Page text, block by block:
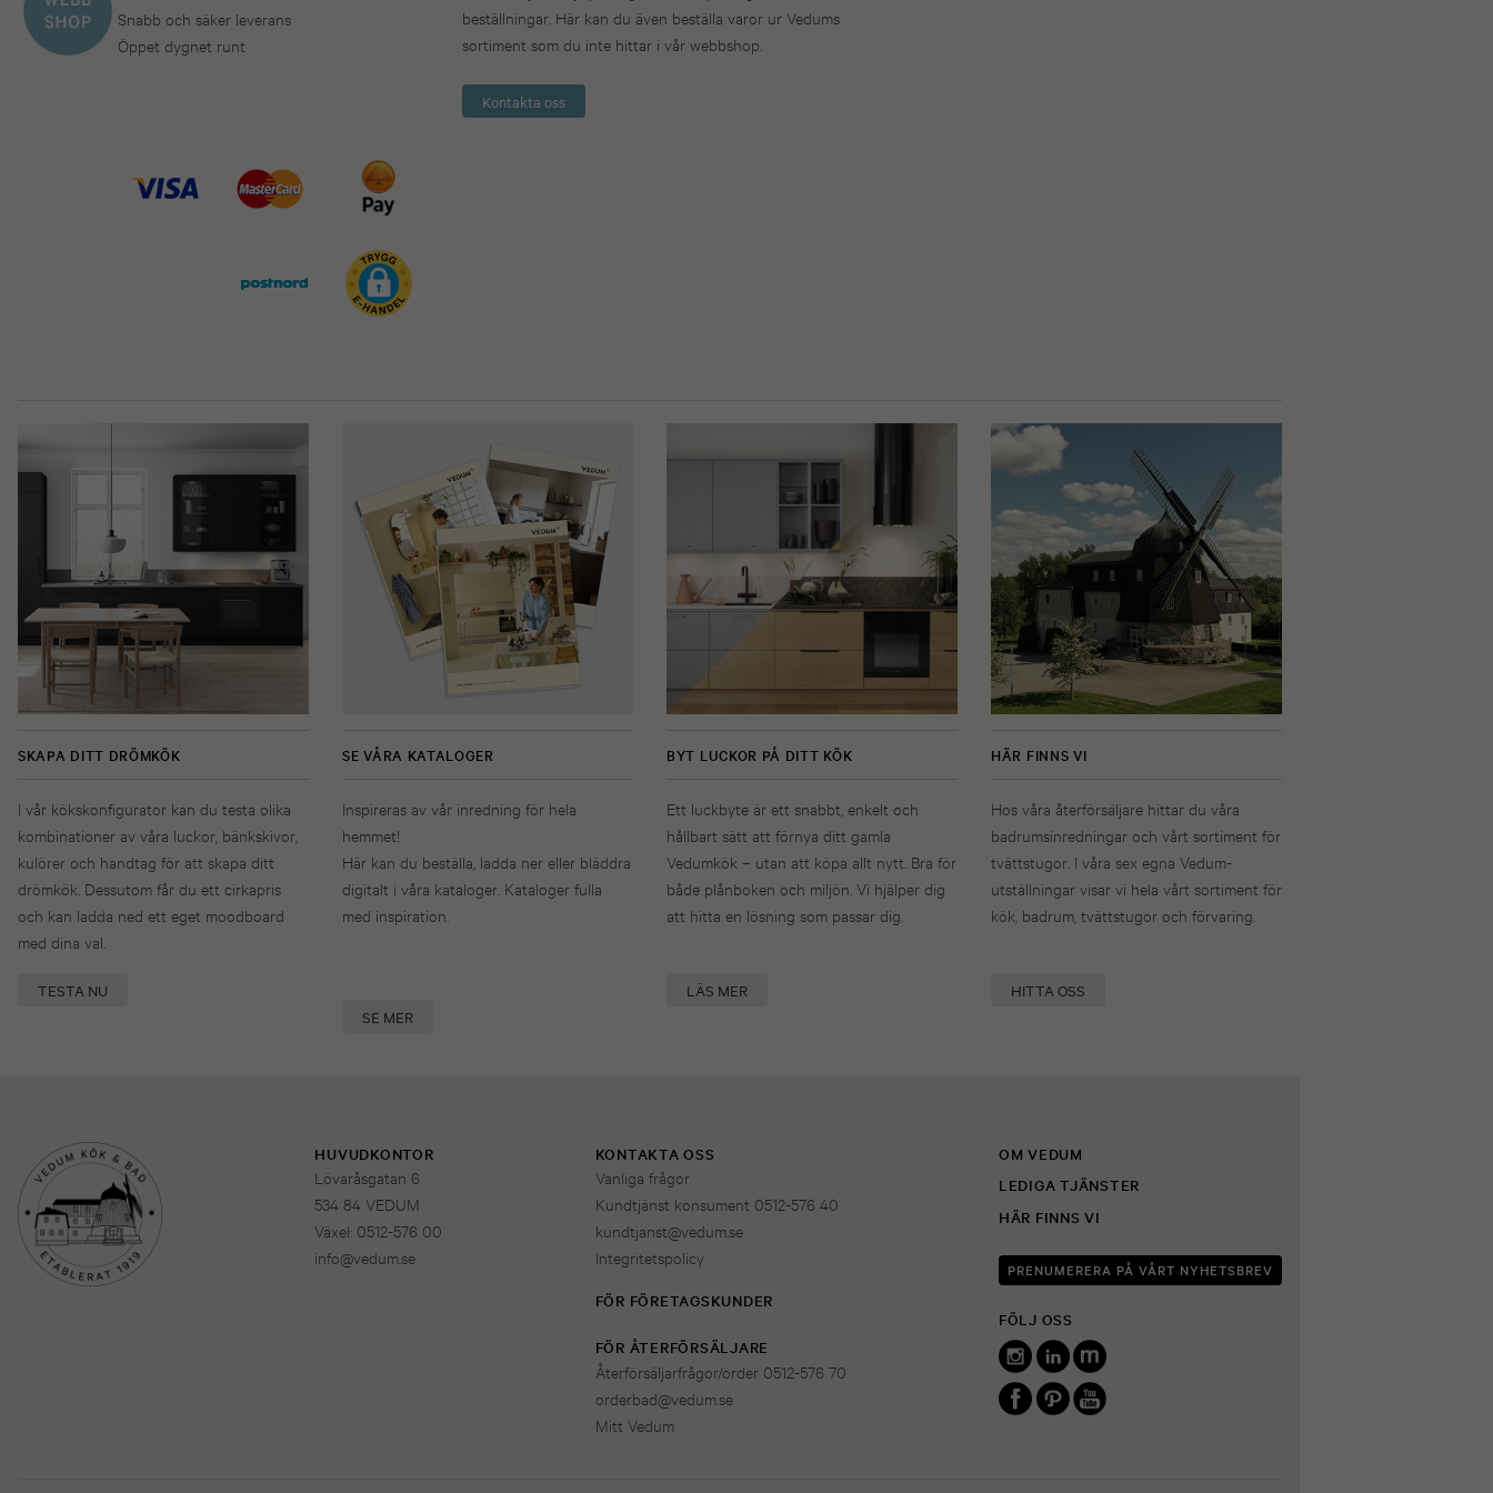
Snabb och säker leverans
Öppet dygnet runt
beställningar. Här kan du även beställa varor ur Vedums
sortiment som du inte hittar i vår webbshop.
Kontakta oss
SKAPA DITT DRÖMKÖK
I vår kökskonfigurator kan du testa olika
kombinationer av våra luckor, bänkskivor,
kulörer och handtag för att skapa ditt
drömkök. Dessutom får du ett cirkapris
och kan ladda ned ett eget moodboard
med dina val.
TESTA NU
SE VÅRA KATALOGER
Inspireras av vår inredning för hela
hemmet!
Här kan du beställa, ladda ner eller bläddra
digitalt i våra kataloger. Kataloger fulla
med inspiration.
SE MER
BYT LUCKOR PÅ DITT KÖK
Ett luckbyte är ett snabbt, enkelt och
hållbart sätt att förnya ditt gamla
Vedumkök – utan att köpa allt nytt. Bra för
både plånboken och miljön. Vi hjälper dig
att hitta en lösning som passar dig.
LÄS MER
HÄR FINNS VI
Hos våra återförsäljare hittar du våra
badrumsinredningar och vårt sortiment för
tvättstugor. I våra sex egna Vedum-
utställningar visar vi hela vårt sortiment för
kök, badrum, tvättstugor och förvaring.
HITTA OSS
HUVUDKONTOR
Lövaråsgatan 6
534 84 VEDUM
Växel: 0512-576 00
info@vedum.se
KONTAKTA OSS
Vanliga frågor
Kundtjänst konsument 0512-576 40
kundtjanst@vedum.se
Integritetspolicy
FÖR FÖRETAGSKUNDER
FÖR ÅTERFÖRSÄLJARE
Återförsäljarfrågor/order 0512-576 70
orderbad@vedum.se
Mitt Vedum
OM VEDUM
LEDIGA TJÄNSTER
HÄR FINNS VI
PRENUMERERA PÅ VÅRT NYHETSBREV
FÖLJ OSS